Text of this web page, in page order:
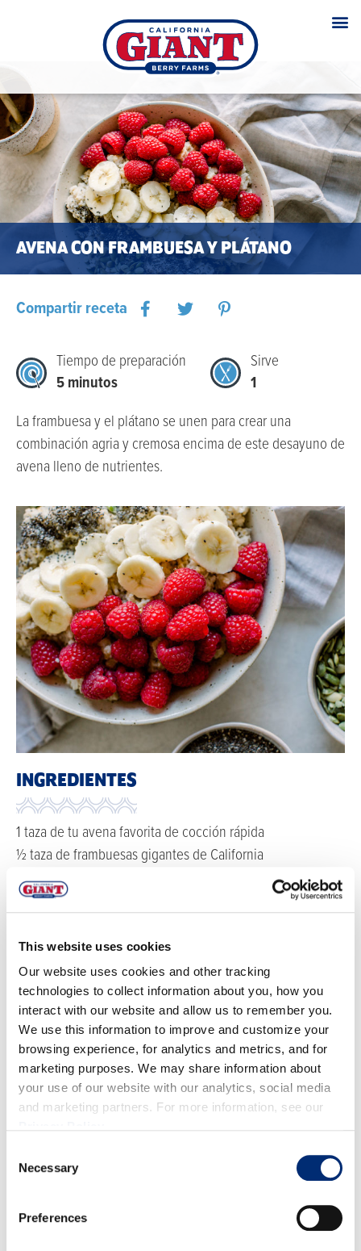
This website uses cookies
Our website uses cookies and other tracking
technologies to collect information about you, how you
interact with our website and allow us to remember you.
We use this information to improve and customize your
browsing experience, for analytics and metrics, and for
marketing purposes. We may share information about
your use of our website with our analytics, social media
and marketing partners. For more information, see our
Selection
Necessary
Preferences
AVENA CON FRAMBUESA Y PLÁTANO
Compartir receta
Tiempo de preparación
5 minutos
Sirve
1
La frambuesa y el plátano se unen para crear una
combinación agria y cremosa encima de este desayuno de
avena lleno de nutrientes.
INGREDIENTES
1 taza de tu avena favorita de cocción rápida
½ taza de frambuesas gigantes de California
1 plátano
¼ taza de semillas de chía
DIRECCIONES
Agregue su avena a la estufa o al microondas.
Cuando termine de cocinar, monte los ingredientes.